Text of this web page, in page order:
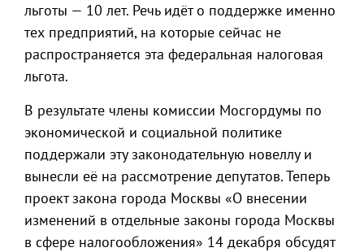
льготы — 10 лет. Речь идёт о поддержке именно
тех предприятий, на которые сейчас не
распространяется эта федеральная налоговая
льгота.
В результате члены комиссии Мосгордумы по
экономической и социальной политике
поддержали эту законодательную новеллу и
вынесли её на рассмотрение депутатов. Теперь
проект закона города Москвы «О внесении
изменений в отдельные законы города Москвы
в сфере налогообложения» 14 декабря обсудят